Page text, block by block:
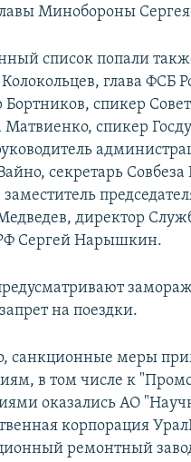
Минобороны
список попали
глава ФСБ
Бортников, спикер
Матвиенко, спикер
секретарь
директор
Сергей Нарышкин.
на поездки.
санкционные меры
в том числе к
оказались АО
корпорация
ремонтный